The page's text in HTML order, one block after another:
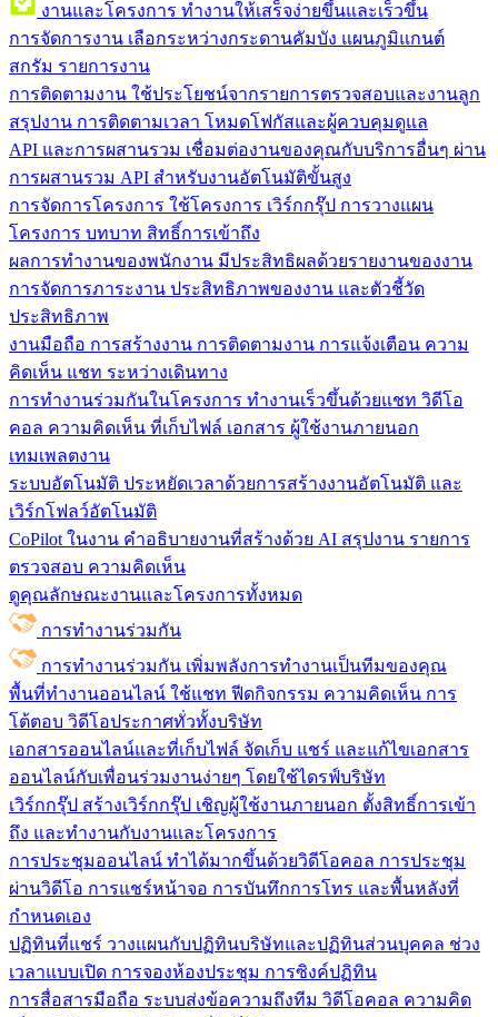
งานและโครงการ ทำงานให้เสร็จง่ายขึ้นและเร็วขึ้น
การจัดการงาน เลือกระหว่างกระดานคัมบัง แผนภูมิแกนต์
สกรัม รายการงาน
การติดตามงาน ใช้ประโยชน์จากรายการตรวจสอบและงานลูก
สรุปงาน การติดตามเวลา โหมดโฟกัสและผู้ควบคุมดูแล
API และการผสานรวม เชื่อมต่องานของคุณกับบริการอื่นๆ ผ่าน
การผสานรวม API สำหรับงานอัตโนมัติขั้นสูง
การจัดการโครงการ ใช้โครงการ เวิร์กกรุ๊ป การวางแผน
โครงการ บทบาท สิทธิ์การเข้าถึง
ผลการทำงานของพนักงาน มีประสิทธิผลด้วยรายงานของงาน
การจัดการภาระงาน ประสิทธิภาพของงาน และตัวชี้วัด
ประสิทธิภาพ
งานมือถือ การสร้างงาน การติดตามงาน การแจ้งเตือน ความ
คิดเห็น แชท ระหว่างเดินทาง
การทำงานร่วมกันในโครงการ ทํางานเร็วขึ้นด้วยแชท วิดีโอ
คอล ความคิดเห็น ที่เก็บไฟล์ เอกสาร ผู้ใช้งานภายนอก
เทมเพลตงาน
ระบบอัตโนมัติ ประหยัดเวลาด้วยการสร้างงานอัตโนมัติ และ
เวิร์กโฟลว์อัตโนมัติ
CoPilot ในงาน คำอธิบายงานที่สร้างด้วย AI สรุปงาน รายการ
ตรวจสอบ ความคิดเห็น
ดูคุณลักษณะงานและโครงการทั้งหมด
การทำงานร่วมกัน
การทำงานร่วมกัน เพิ่มพลังการทำงานเป็นทีมของคุณ
พื้นที่ทำงานออนไลน์ ใช้แชท ฟีดกิจกรรม ความคิดเห็น การ
โต้ตอบ วิดีโอประกาศทั่วทั้งบริษัท
เอกสารออนไลน์และที่เก็บไฟล์ จัดเก็บ แชร์ และแก้ไขเอกสาร
ออนไลน์กับเพื่อนร่วมงานง่ายๆ โดยใช้ไดรฟ์บริษัท
เวิร์กกรุ๊ป สร้างเวิร์กกรุ๊ป เชิญผู้ใช้งานภายนอก ตั้งสิทธิ์การเข้า
ถึง และทำงานกับงานและโครงการ
การประชุมออนไลน์ ทำได้มากขึ้นด้วยวิดีโอคอล การประชุม
ผ่านวิดีโอ การแชร์หน้าจอ การบันทึกการโทร และพื้นหลังที่
กำหนดเอง
ปฏิทินที่แชร์ วางแผนกับปฏิทินบริษัทและปฏิทินส่วนบุคคล ช่วง
เวลาแบบเปิด การจองห้องประชุม การซิงค์ปฏิทิน
การสื่อสารมือถือ ระบบส่งข้อความถึงทีม วิดีโอคอล ความคิด